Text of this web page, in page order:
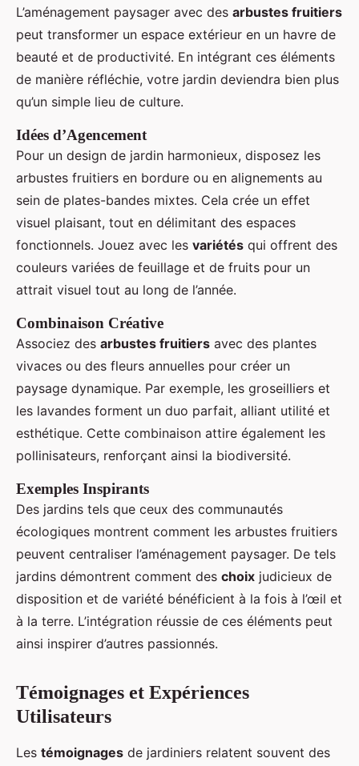
L’aménagement paysager avec des arbustes fruitiers
peut transformer un espace extérieur en un havre de
beauté et de productivité. En intégrant ces éléments
de manière réfléchie, votre jardin deviendra bien plus
qu’un simple lieu de culture.
Idées d’Agencement
Pour un design de jardin harmonieux, disposez les
arbustes fruitiers en bordure ou en alignements au
sein de plates-bandes mixtes. Cela crée un effet
visuel plaisant, tout en délimitant des espaces
fonctionnels. Jouez avec les variétés qui offrent des
couleurs variées de feuillage et de fruits pour un
attrait visuel tout au long de l’année.
Combinaison Créative
Associez des arbustes fruitiers avec des plantes
vivaces ou des fleurs annuelles pour créer un
paysage dynamique. Par exemple, les groseilliers et
les lavandes forment un duo parfait, alliant utilité et
esthétique. Cette combinaison attire également les
pollinisateurs, renforçant ainsi la biodiversité.
Exemples Inspirants
Des jardins tels que ceux des communautés
écologiques montrent comment les arbustes fruitiers
peuvent centraliser l’aménagement paysager. De tels
jardins démontrent comment des choix judicieux de
disposition et de variété bénéficient à la fois à l’œil et
à la terre. L’intégration réussie de ces éléments peut
ainsi inspirer d’autres passionnés.
Témoignages et Expériences
Utilisateurs
Les témoignages de jardiniers relatent souvent des